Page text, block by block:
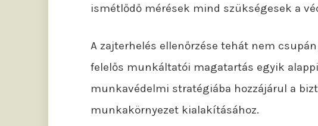
ismétlődő mérések mind szükségesek a
A zajterhelés ellenőrzése tehát nem
felelős munkáltatói magatartás egyik
munkavédelmi stratégiába hozzájárul a
munkakörnyezet kialakításához.